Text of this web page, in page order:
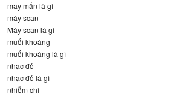
may mắn là gì
máy scan
Máy scan là gì
muối khoáng
muối khoáng là gì
nhạc đỏ
nhạc đỏ là gì
nhiễm chì